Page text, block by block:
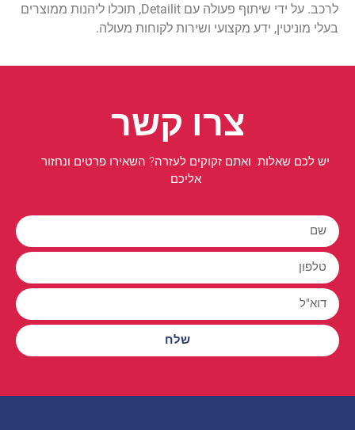
לרכב. על ידי שיתוף פעולה עם Detailit, תוכלו ליהנות ממוצרים
בעלי מוניטין, ידע מקצועי ושירות לקוחות מעולה.
צרו קשר
יש לכם שאלות ואתם זקוקים לעזרה? השאירו פרטים ונחזור
אליכם
שלח